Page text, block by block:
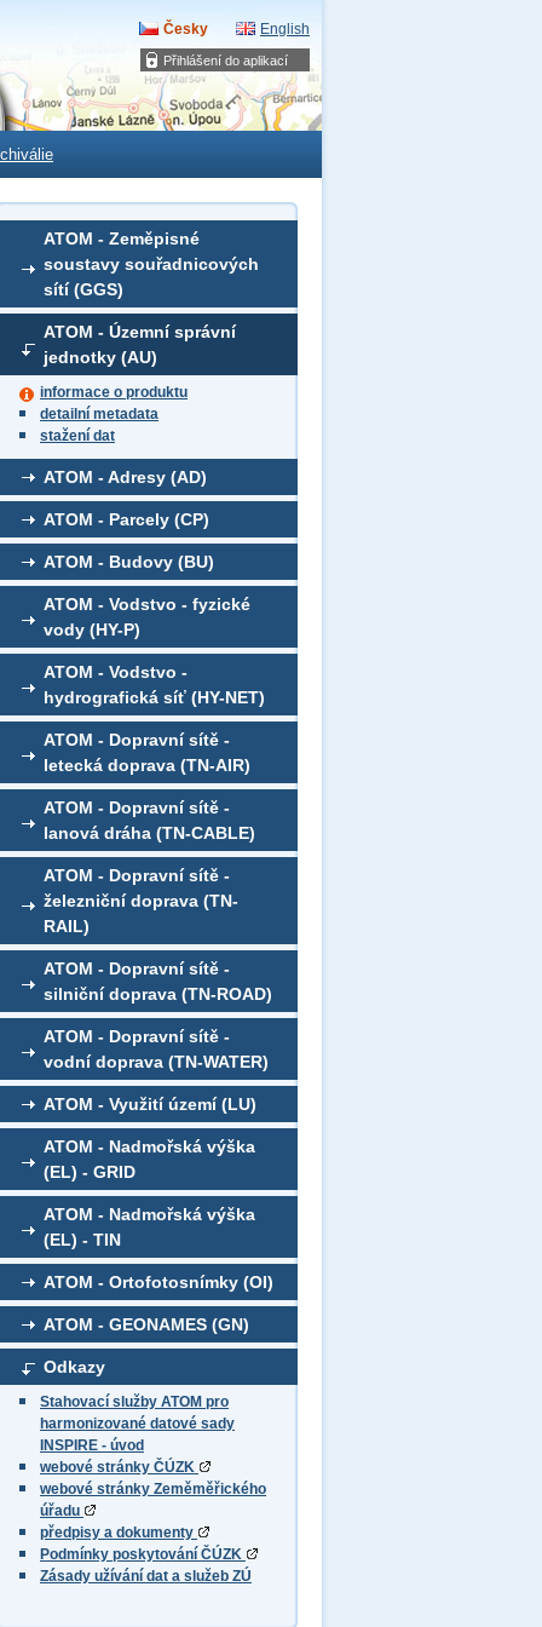
Přihlášení do aplikací
Česky English
ATOM - Zeměpisné
soustavy souřadnicových
sítí (GGS)
ATOM - Územní správní
jednotky (AU)
informace o produktu
detailní metadata
stažení dat
ATOM - Adresy (AD)
ATOM - Parcely (CP)
ATOM - Budovy (BU)
ATOM - Vodstvo - fyzické
vody (HY-P)
ATOM - Vodstvo -
hydrografická síť (HY-NET)
ATOM - Dopravní sítě -
letecká doprava (TN-AIR)
ATOM - Dopravní sítě -
lanová dráha (TN-CABLE)
ATOM - Dopravní sítě -
železniční doprava (TN-
RAIL)
ATOM - Dopravní sítě -
silniční doprava (TN-ROAD)
ATOM - Dopravní sítě -
vodní doprava (TN-WATER)
ATOM - Využití území (LU)
ATOM - Nadmořská výška
(EL) - GRID
ATOM - Nadmořská výška
(EL) - TIN
ATOM - Ortofotosnímky (OI)
ATOM - GEONAMES (GN)
Odkazy
Stahovací služby ATOM pro
harmonizované datové sady
INSPIRE - úvod
webové stránky ČÚZK
webové stránky Zeměměřického
úřadu
předpisy a dokumenty
Podmínky poskytování ČÚZK
Zásady užívání dat a služeb ZÚ